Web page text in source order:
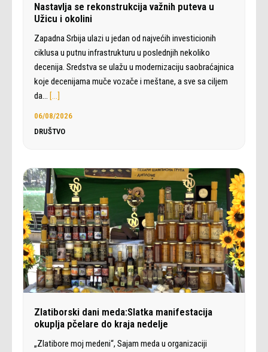
Nastavlja se rekonstrukcija važnih puteva u
Užicu i okolini
Zapadna Srbija ulazi u jedan od najvećih investicionih
ciklusa u putnu infrastrukturu u poslednjih nekoliko
decenija. Sredstva se ulažu u modernizaciju saobraćajnica
koje decenijama muče vozače i meštane, a sve sa ciljem
da… […]
06/08/2026
DRUŠTVO
Zlatiborski dani meda:Slatka manifestacija
okuplja pčelare do kraja nedelje
„Zlatibore moj medeni“, Sajam meda u organizaciji